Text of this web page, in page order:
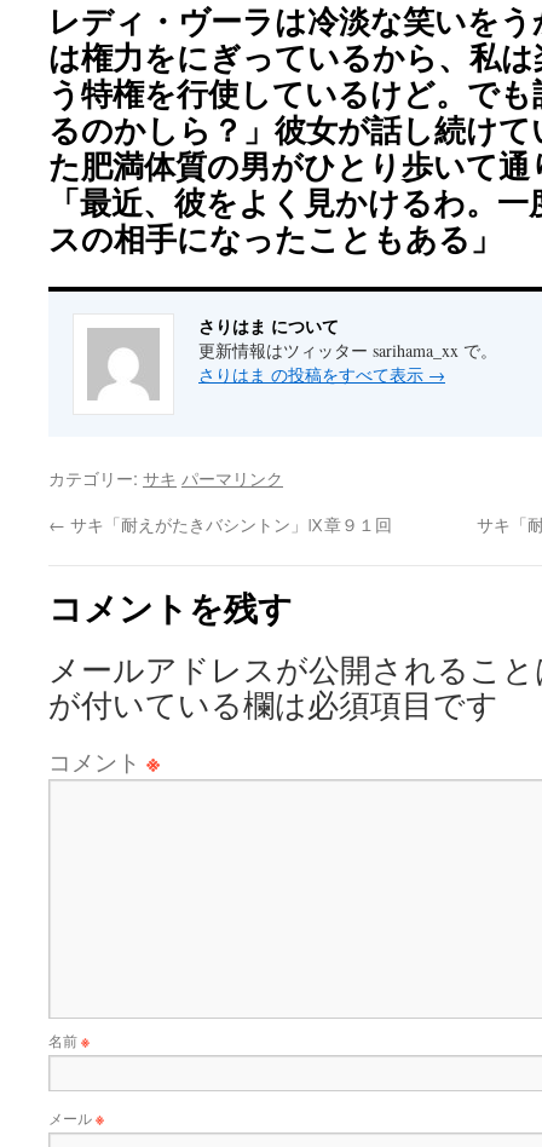
レディ・ヴーラは冷淡な笑いを
は権力をにぎっているから、私
う特権を行使しているけど。で
るのかしら？」彼女が話し続け
た肥満体質の男がひとり歩いて
「最近、彼をよく見かけるわ。
スの相手になったこともある」
さりはま について
更新情報はツィッター sarihama_xx で。
さりはま の投稿をすべて表示 →
カテゴリー: サキ パーマリンク
← サキ「耐えがたきバシントン」Ⅸ章９１回 サキ「
コメントを残す
メールアドレスが公開されるこ
が付いている欄は必須項目です
コメント ※
名前※
メール※